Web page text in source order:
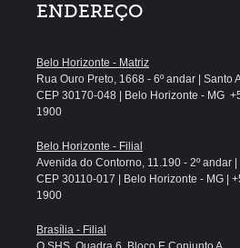
ENDEREÇO
Belo Horizonte - Matriz
Rua Ouro Preto, 1668 - 6º andar | Santo
CEP 30170-048 | Belo Horizonte - MG
1900
Belo Horizonte - Filial
Avenida do Contorno, 11.190 - 2º andar
CEP 30110-017 | Belo Horizonte - MG |
1900
Brasília - Filial